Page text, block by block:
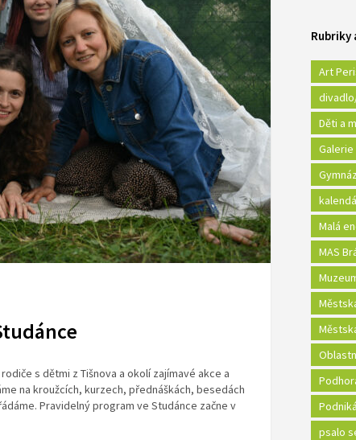
s dětmi z Tišnova a okolí zajímavé akce a
na kroužcích, kurzech, přednáškách, besedách
Pravidelný program ve Studánce začne v
Rubriky
Art
Děti a
Malá
MAS
psalo